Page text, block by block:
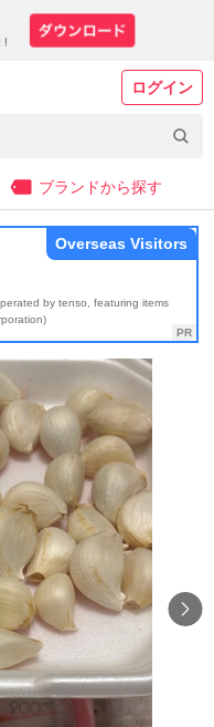
ログイン
ブランドから探す
by tenso, featuring items
Overseas Visitors